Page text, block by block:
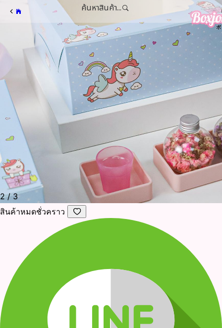
ค้นหาสินค้า...
2/3
สินค้าหมดชั่วคราว